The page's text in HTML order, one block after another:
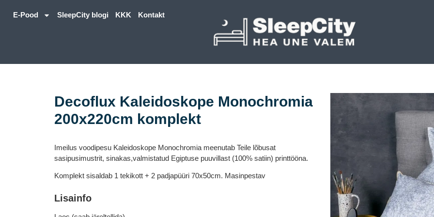
E-Pood SleepCity blogi KKK Kontakt
Decoflux Kaleidoskope Monochromia
200x220cm komplekt
Imeilus voodipesu Kaleidoskope Monochromia meenutab Teile lõbusat
sasipusimustrit, sinakas,valmistatud Egiptuse puuvillast (100% satiin) printtööna.
Komplekt sisaldab 1 tekikott + 2 padjapüüri 70x50cm. Masinpestav
Lisainfo